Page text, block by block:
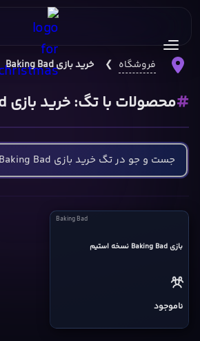
فروشگاه ❯ خرید بازی Baking Bad
محصولات با تگ: خرید بازی Baking Bad
Baking
cover
Baking Bad
بازی Baking Bad نسخه استیم
ناموجود